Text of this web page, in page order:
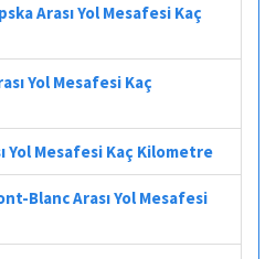
Arası Yol Mesafesi Kaç
Yol Mesafesi Kaç
Yol Mesafesi Kaç Kilometre
Blanc Arası Yol Mesafesi